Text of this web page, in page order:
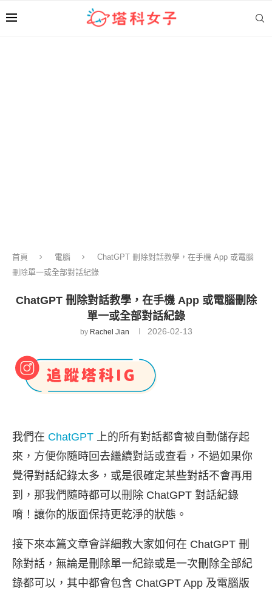
首頁 電腦
ChatGPT 刪除對話教學，在手機 App 或電腦
刪除單一或全部對話紀錄
ChatGPT 刪除對話教學，在手機 App 或電腦刪除
單一或全部對話紀錄
by Rachel Jian 2026-02-13
我們在 ChatGPT 上的所有對話都會被自動儲存起
來，方便你隨時回去繼續對話或查看，不過如果你
覺得對話紀錄太多，或是很確定某些對話不會再用
到，那我們隨時都可以刪除 ChatGPT 對話紀錄
唷！讓你的版面保持更乾淨的狀態。
接下來本篇文章會詳細教大家如何在 ChatGPT 刪
除對話，無論是刪除單一紀錄或是一次刪除全部紀
錄都可以，其中都會包含 ChatGPT App 及電腦版